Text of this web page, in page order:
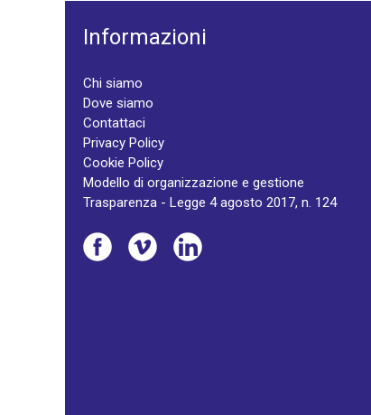
Informazioni
Chi siamo
Dove siamo
Contattaci
Privacy Policy
Cookie Policy
Modello di organizzazione e gestione
Trasparenza - Legge 4 agosto 2017, n. 124